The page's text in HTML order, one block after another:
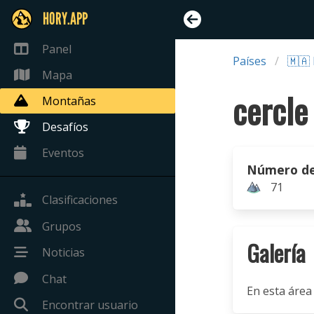
HORY.APP
Panel
Mapa
Montañas
Desafíos
Eventos
Clasificaciones
Grupos
Noticias
Chat
Encontrar usuario
Países 🇲🇦
Número
71
Galería
En esta